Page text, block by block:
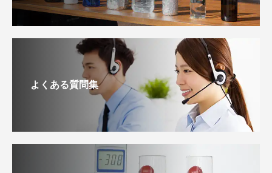
よくある質問集